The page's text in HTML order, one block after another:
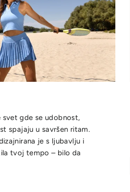
svet gde se udobnost,
spajaju u savršen ritam.
je s ljubavlju i
tvoj tempo – bilo da